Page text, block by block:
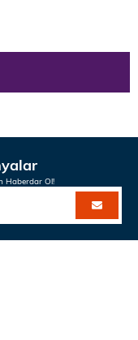
Haberdar Ol!